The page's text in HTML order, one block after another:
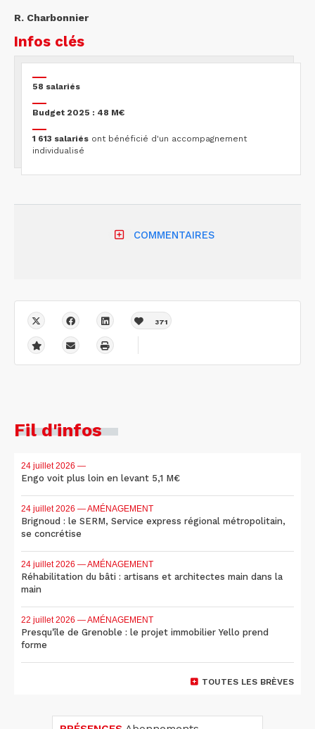
R. Charbonnier
Infos clés
58 salariés
Budget 2025 : 48 M€
1 613 salariés ont bénéficié d'un accompagnement
individualisé
COMMENTAIRES
371
Fil d'infos
24 juillet 2026 —
Engo voit plus loin en levant 5,1 M€
24 juillet 2026 — AMÉNAGEMENT
Brignoud : le SERM, Service express régional métropolitain,
se concrétise
24 juillet 2026 — AMÉNAGEMENT
Réhabilitation du bâti : artisans et architectes main dans la
main
22 juillet 2026 — AMÉNAGEMENT
Presqu'île de Grenoble : le projet immobilier Yello prend
forme
TOUTES LES BRÈVES